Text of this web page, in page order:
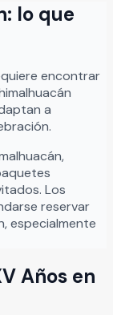
: lo que
encontrar
a
,
Los
reservar
especialmente
Años en